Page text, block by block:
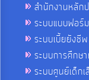
สำนักงานหลัก
ระบบแบบฟอ
ระบบเบี้ยยัง
ระบบการศึกษ
ระบบศูนย์เด็ก